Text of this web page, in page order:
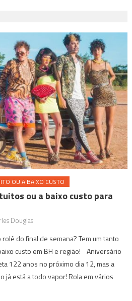
OU A BAIXO CUSTO
ou a baixo custo para
Douglas
do final de semana? Tem um tanto
custo em BH e região! Aniversário
122 anos no próximo dia 12, mas a
já está a todo vapor! Rola em vários